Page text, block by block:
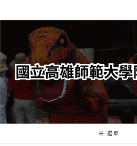
轉
要
內
容
選單